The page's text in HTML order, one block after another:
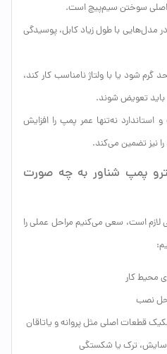
اصلی سوختن سیم‌پیچ است.
مدل‌هایی با طول زیاد کابل، پوسیدگی
گرم شود یا با ولتاژ نامناسب کار کند،
تعویض شوند.
نه‌تنها عمر پمپ را افزایش
نیز تضمین می‌کند.
پمپ شناور به چه صورت
لازم است، سعی می‌کنیم مراحل عملی را
محیط کار
نصب
قطعات اصلی مثل پروانه و یاتاقان
سایش، ترک یا شکستگی